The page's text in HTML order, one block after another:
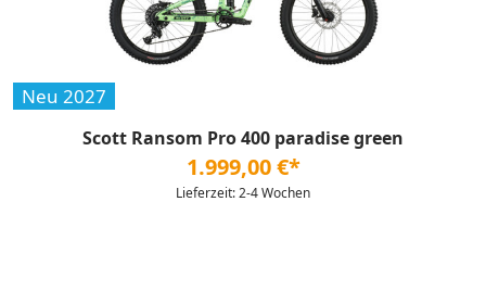
Neu 2027
Scott Ransom Pro 400 paradise green
1.999,00 €*
Lieferzeit: 2-4 Wochen